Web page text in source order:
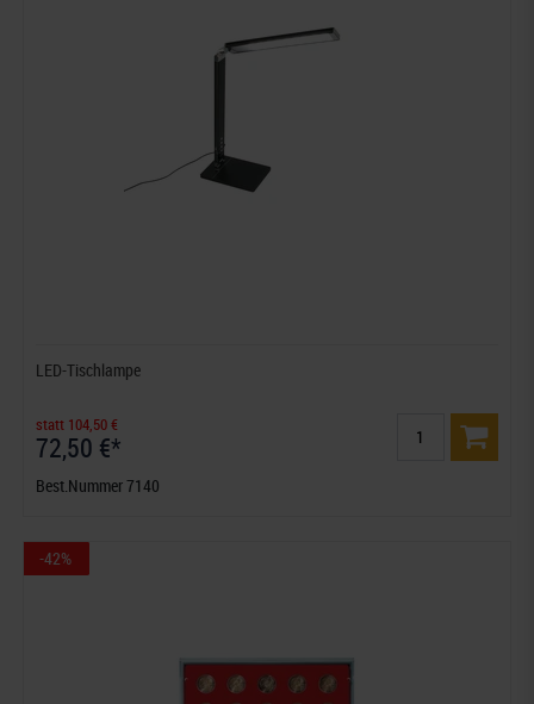
LED-Tischlampe
statt 104,50 €
72,50 €*
Best.Nummer 7140
-42%